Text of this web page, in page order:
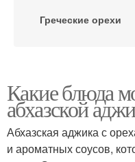
Греческие орехи
Какие блюда
абхазской
Абхазская аджика с
и ароматных соусов,